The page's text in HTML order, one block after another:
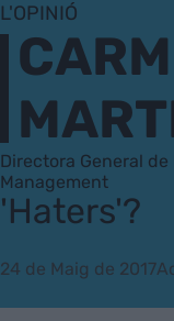
L'OPINIÓ
Directora General
Management
'Haters'?
24 de Maig de 2017